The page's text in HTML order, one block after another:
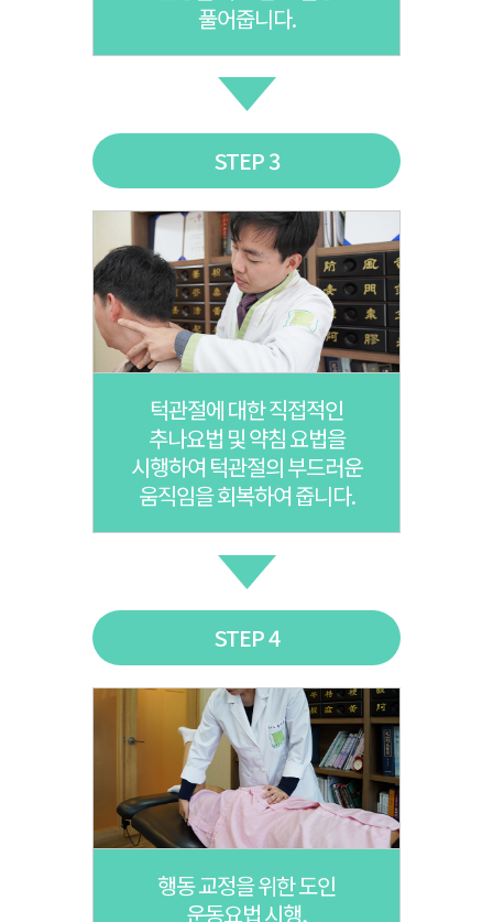
풀어줍니다.
STEP 3
턱관절에 대한 직접적인
추나요법 및 약침 요법을
시행하여 턱관절의 부드러운
움직임을 회복하여 줍니다.
STEP 4
행동 교정을 위한 도인
운동요법 시행,